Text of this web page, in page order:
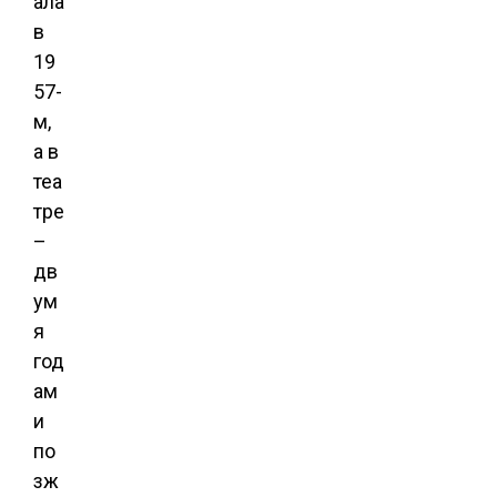
в
19
57-
м,
а в
теа
тре
–
дв
ум
я
год
ам
и
по
зж